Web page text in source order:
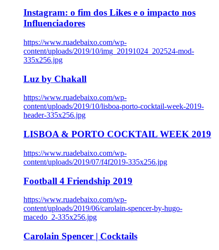
Instagram: o fim dos Likes e o impacto nos
Influenciadores
https://www.ruadebaixo.com/wp-
content/uploads/2019/10/img_20191024_202524-mod-
335x256.jpg
Luz by Chakall
https://www.ruadebaixo.com/wp-
content/uploads/2019/10/lisboa-porto-cocktail-week-2019-
header-335x256.jpg
LISBOA & PORTO COCKTAIL WEEK 2019
https://www.ruadebaixo.com/wp-
content/uploads/2019/07/f4f2019-335x256.jpg
Football 4 Friendship 2019
https://www.ruadebaixo.com/wp-
content/uploads/2019/06/carolain-spencer-by-hugo-
macedo_2-335x256.jpg
Carolain Spencer | Cocktails